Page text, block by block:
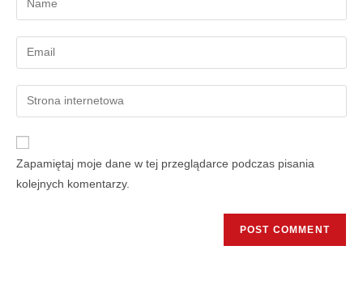
Zapamiętaj moje dane w tej przeglądarce podczas pisania
kolejnych komentarzy.